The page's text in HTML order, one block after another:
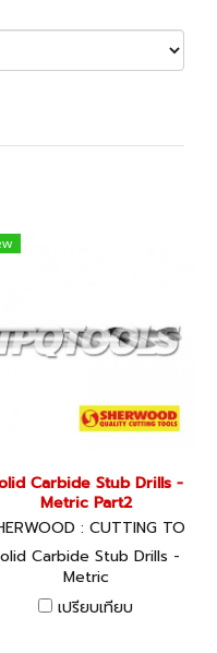
Carbide Stub Drills -
Metric Part2
: CUTTING TO
OLS
Carbide Stub Drills -
Metric
เปรียบเทียบ